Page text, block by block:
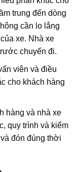
trung đến dòng
cần lo lắng
xe. Nhà xe
chuyến đi.
viên và điều
cho khách hàng
hàng và nhà xe
quy trình và kiểm
đón đúng thời